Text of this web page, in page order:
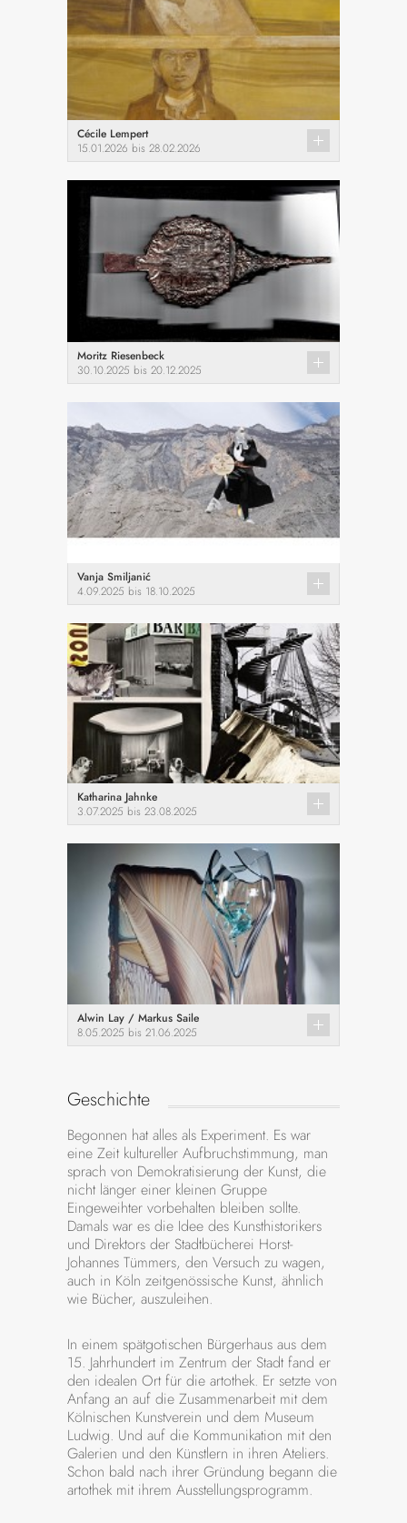
Cécile Lempert
15.01.2026 bis 28.02.2026
Moritz Riesenbeck
30.10.2025 bis 20.12.2025
Vanja Smiljanić
4.09.2025 bis 18.10.2025
Katharina Jahnke
3.07.2025 bis 23.08.2025
Alwin Lay / Markus Saile
8.05.2025 bis 21.06.2025
Geschichte
Begonnen hat alles als Experiment. Es war
eine Zeit kultureller Aufbruchstimmung, man
sprach von Demokratisierung der Kunst, die
nicht länger einer kleinen Gruppe
Eingeweihter vorbehalten bleiben sollte.
Damals war es die Idee des Kunsthistorikers
und Direktors der Stadtbücherei Horst-
Johannes Tümmers, den Versuch zu wagen,
auch in Köln zeitgenössische Kunst, ähnlich
wie Bücher, auszuleihen.
In einem spätgotischen Bürgerhaus aus dem
15. Jahrhundert im Zentrum der Stadt fand er
den idealen Ort für die artothek. Er setzte von
Anfang an auf die Zusammenarbeit mit dem
Kölnischen Kunstverein und dem Museum
Ludwig. Und auf die Kommunikation mit den
Galerien und den Künstlern in ihren Ateliers.
Schon bald nach ihrer Gründung begann die
artothek mit ihrem Ausstellungsprogramm.